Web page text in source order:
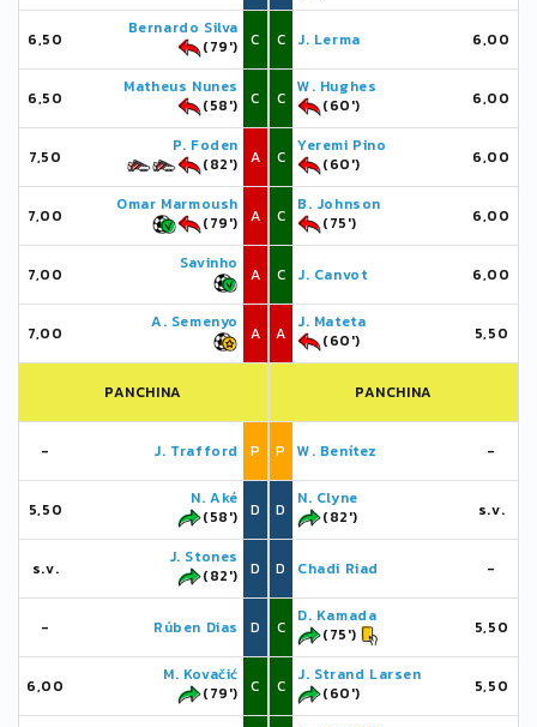
6,50
Bernardo Silva
(79')
C
6,50
Matheus Nunes
(58')
C
7,50
P. Foden
(82')
A
7,00
Omar Marmoush
(79')
A
7,00
Savinho
A
7,00
A. Semenyo
A
PANCHINA
- J. Trafford P
5,50
N. Aké
(58')
D
s.v.
J. Stones
(82')
D
- Rúben Dias D
6,00
M. Kovačić
(79')
C
C J. Lerma 6,00
C
W. Hughes
(60')
6,00
C
Yeremi Pino
(60')
6,00
C
B. Johnson
(75')
6,00
C J. Canvot 6,00
A
J. Mateta
(60')
5,50
PANCHINA
P W. Benítez -
D
N. Clyne
(82')
s.v.
D Chadi Riad -
C
D. Kamada
(75')
5,50
C
J. Strand Larsen
(60')
5,50